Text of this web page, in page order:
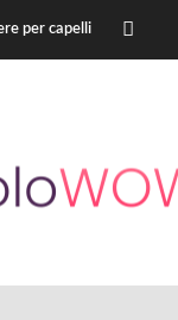
per capelli